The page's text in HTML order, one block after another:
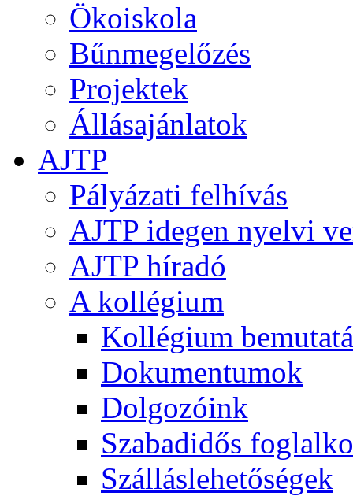
Ökoiskola
Bűnmegelőzés
Projektek
Állásajánlatok
AJTP
Pályázati felhívás
AJTP idegen nyelvi
AJTP híradó
A kollégium
Kollégium
Dokumentumok
Dolgozóink
Szabadidős
Szálláslehetőségek